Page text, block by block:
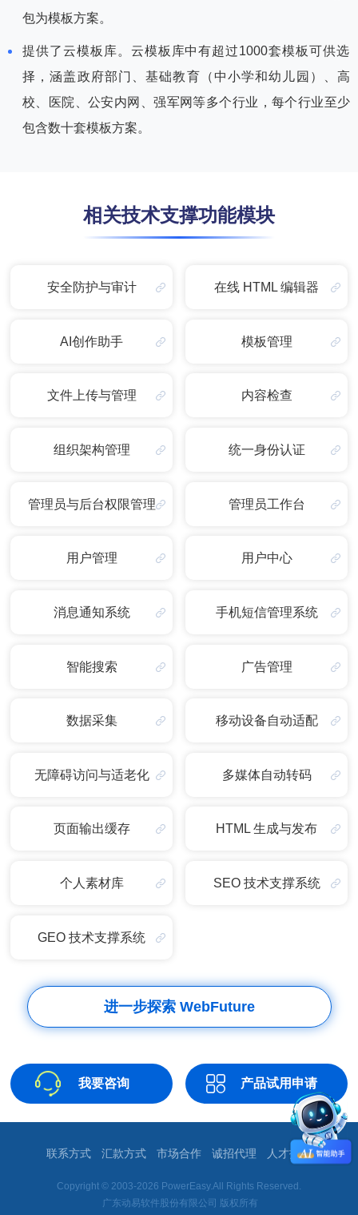
包为模板方案。
提供了云模板库。云模板库中有超过1000套模板可供选
择，涵盖政府部门、基础教育（中小学和幼儿园）、高
校、医院、公安内网、强军网等多个行业，每个行业至少
包含数十套模板方案。
相关技术支撑功能模块
安全防护与审计 在线 HTML 编辑器
AI创作助手 模板管理
文件上传与管理 内容检查
组织架构管理 统一身份认证
管理员与后台权限管理 管理员工作台
用户管理 用户中心
消息通知系统 手机短信管理系统
智能搜索 广告管理
数据采集 移动设备自动适配
无障碍访问与适老化 多媒体自动转码
页面输出缓存 HTML 生成与发布
个人素材库 SEO 技术支撑系统
GEO 技术支撑系统
进一步探索 WebFuture
我要咨询 产品试用申请
联系方式 汇款方式 市场合作 诚招代理 人才招聘
Copyright © 2003-2026 PowerEasy.All Rights Reserved.
广东动易软件股份有限公司 版权所有